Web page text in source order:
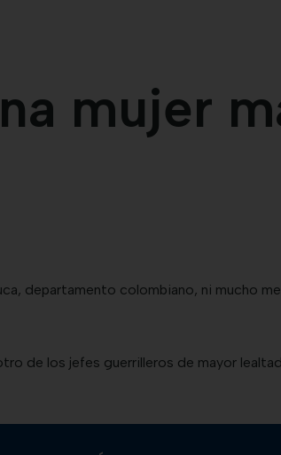
mujer
departamento colombiano, ni mucho
de los jefes guerrilleros de mayor